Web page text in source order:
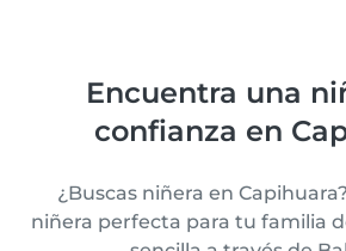
Encuentra una
confianza en
¿Buscas niñera en
niñera perfecta para tu familia